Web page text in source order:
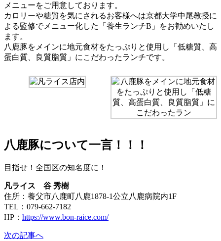
メニューをご用意しております。
カロリーや糖質を気にされるお客様へは京都大学中尾教授に
よる監修でメニュー化した「養生ランチB」をお勧めいたし
ます。
八鹿豚をメインに地元食材をたっぷりと使用し「低糖質、高
蛋白質、良質脂質」にこだわったランチです。
八鹿豚について一言！！！
目指せ！全国区の知名度に！
凡ライス 谷 秀樹
住所：養父市八鹿町八鹿1878-1公立八鹿病院内1F
TEL：079-662-7182
HP： https://www.bon-raice.com/
次の記事へ